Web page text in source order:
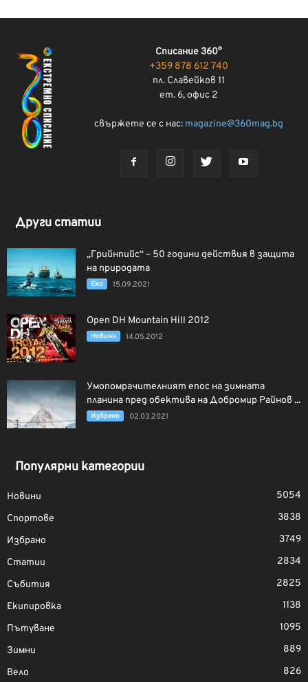
Списание 360°
+359 878 612 740
пл. Славейков 11
ет. 6, офис 2
свържете се с нас: magazine@360mag.bg
Други статии
„Грийнпийс“ – 50 години действия в защита
на природата
Еко 15.09.2021
Open DH Mountain Hill 2012
Новини 14.05.2012
Умопомрачителният епос на зимната
планина пред обектива на Добромир Райнов ...
Избрано 02.03.2021
Популярни категории
Новини
5054
Спортове
3838
Избрано
3749
Статии
2834
Събития
2825
Екипировка
1138
Пътуване
1095
Зимни
889
Вело
826